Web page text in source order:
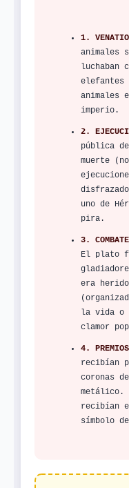
1.
animales
luchaban
elefantes
animales
imperio.
2.
pública
muerte
uno de
pira.
3.
El plato
era
la vida o
clamor
4.
recibían
coronas
metálico.
recibían
símbolo